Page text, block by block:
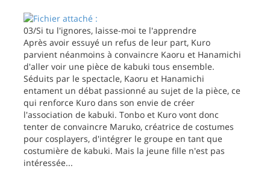
03/Si tu l'ignores, laisse-moi te l'apprendre
Après avoir essuyé un refus de leur part, Kuro
parvient néanmoins à convaincre Kaoru et Hanamichi
d'aller voir une pièce de kabuki tous ensemble.
Séduits par le spectacle, Kaoru et Hanamichi
entament un débat passionné au sujet de la pièce, ce
qui renforce Kuro dans son envie de créer
l'association de kabuki. Tonbo et Kuro vont donc
tenter de convaincre Maruko, créatrice de costumes
pour cosplayers, d'intégrer le groupe en tant que
costumière de kabuki. Mais la jeune fille n'est pas
intéressée...